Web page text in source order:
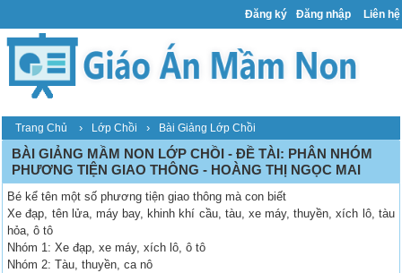
Đăng ký Đăng nhập Liên hệ
Trang Chủ › Lớp Chồi › Bài Giảng Lớp Chồi
BÀI GIẢNG MẦM NON LỚP CHỒI - ĐỀ TÀI: PHÂN NHÓM
PHƯƠNG TIỆN GIAO THÔNG - HOÀNG THỊ NGỌC MAI
Bé kể tên một số phương tiện giao thông mà con biết
Xe đạp, tên lửa, máy bay, khinh khí cầu, tàu, xe máy, thuyền, xích lô, tàu
hỏa, ô tô
Nhóm 1: Xe đạp, xe máy, xích lô, ô tô
Nhóm 2: Tàu, thuyền, ca nô